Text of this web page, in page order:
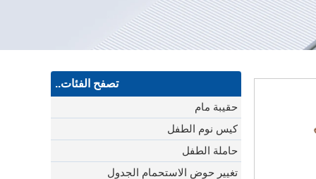
تصفح الفئات..
حقيبة مام
كيس نوم الطفل
حاملة الطفل
تغيير حوض الاستحمام الجدول